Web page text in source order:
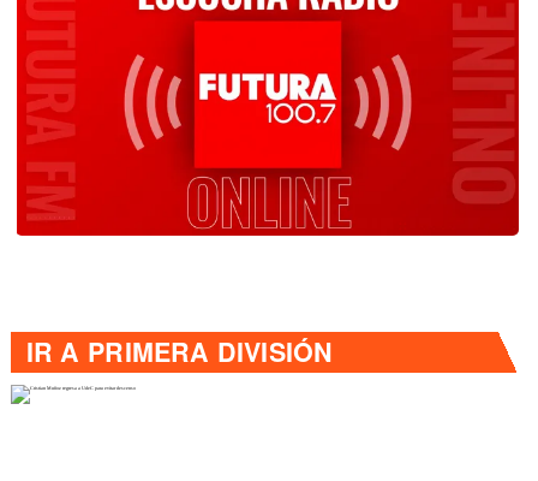
IR A PRIMERA DIVISIÓN